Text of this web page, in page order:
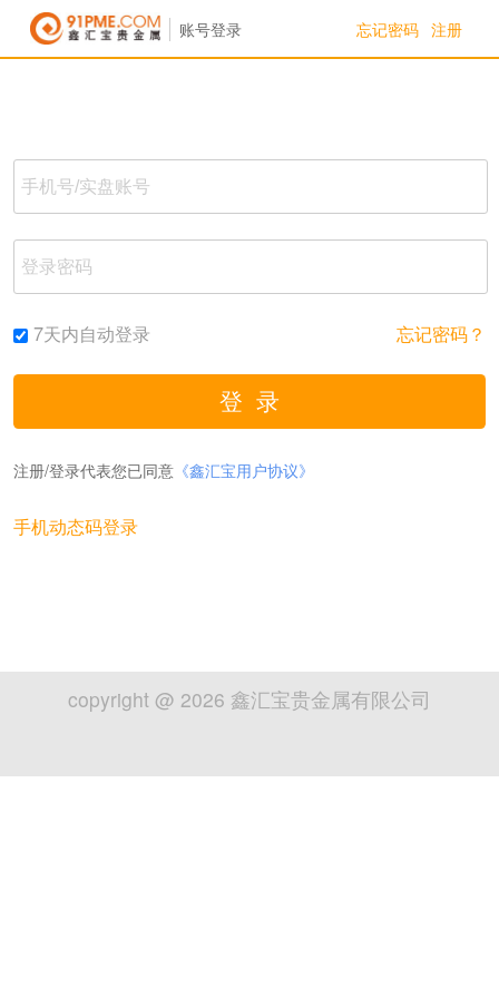
账号登录 忘记密码 注册
7天内自动登录 忘记密码？
注册/登录代表您已同意《鑫汇宝用户协议》
手机动态码登录
copyright @ 2026 鑫汇宝贵金属有限公司